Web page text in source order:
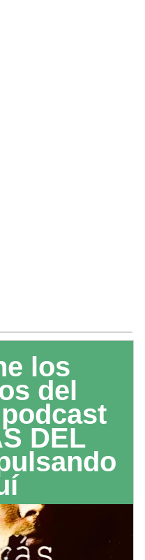
los
del
DEL